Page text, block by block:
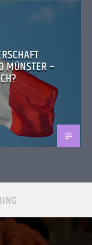
MÜNSTER –